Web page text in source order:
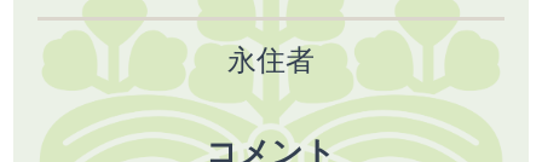
永住者
コメント